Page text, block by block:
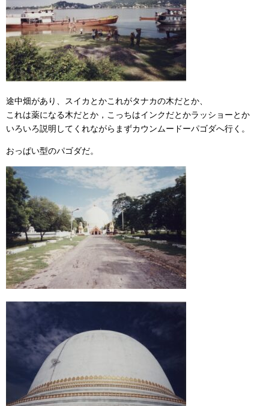
途中畑があり、スイカとかこれがタナカの木だとか、
これは薬になる木だとか，こっちはインクだとかラッショーとか
いろいろ説明してくれながらまずカウンムードーパゴダへ行く。
おっぱい型のパゴダだ。